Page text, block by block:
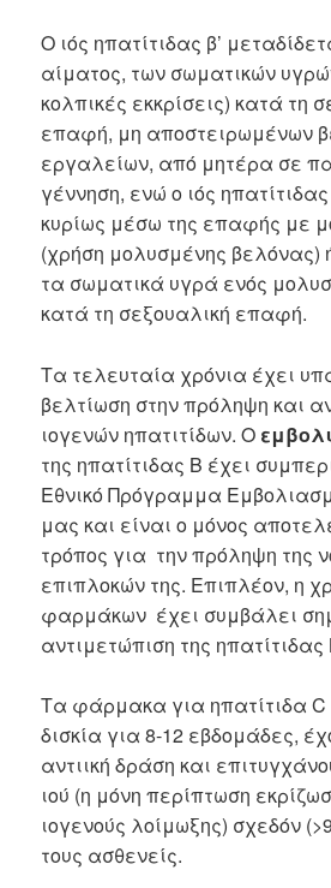
Ο ιός ηπατίτιδας β’
αίματος, των σωματικών
κολπικές εκκρίσεις) κατά τη
επαφή, μη αποστειρωμένων
εργαλείων, από μητέρα σε
γέννηση, ενώ ο ιός
κυρίως μέσω της επαφής με
(χρήση μολυσμένης βελόνας)
τα σωματικά υγρά ενός
κατά τη σεξουαλική επαφή.
Τα τελευταία χρόνια έχει
βελτίωση στην πρόληψη και
ιογενών ηπατιτίδων. Ο
της ηπατίτιδας Β έχει
Εθνικό Πρόγραμμα
μας και είναι ο μόνος
τρόπος για την πρόληψη της
επιπλοκών της. Επιπλέον, η
φαρμάκων έχει συμβάλει
αντιμετώπιση της ηπατίτιδας
Τα φάρμακα για ηπατίτιδα C
δισκία για 8-12 εβδομάδες,
αντιική δράση και
ιού (η μόνη περίπτωση
ιογενούς λοίμωξης) σχεδόν
τους ασθενείς.